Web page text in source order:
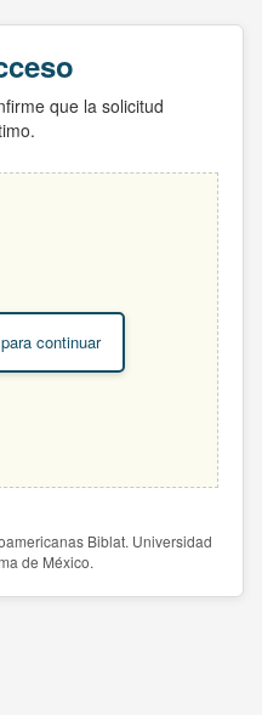
que la solicitud
continuar
Biblat. Universidad
de México.